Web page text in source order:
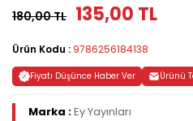
180,00 TL 135,00 TL
Ürün Kodu : 9786256184138
Fiyatı Düşünce Haber Ver Ürünü
Marka :Ey Yayınları